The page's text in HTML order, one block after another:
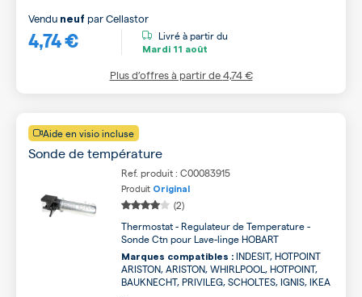
4,74 €
Vendu neuf parCellastor
Livré à partir du
Mardi 11 août
Plus d’offres à partir de4,74 €
Aide en visio incluse
Sonde de température
Ref. produit : C00083915
Produit Original
(2)
Thermostat - Regulateur de Temperature -
Sonde Ctn pour Lave-linge HOBART
Marques compatibles : INDESIT, HOTPOINT
ARISTON, ARISTON, WHIRLPOOL, HOTPOINT,
BAUKNECHT, PRIVILEG, SCHOLTES, IGNIS, IKEA